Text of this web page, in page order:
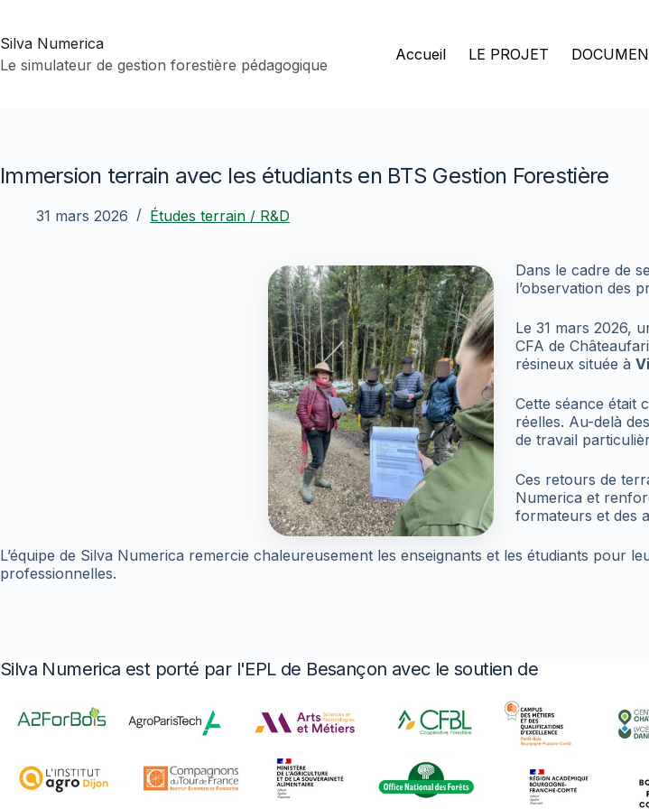
contenu
Silva Numerica
Le simulateur de gestion forestière pédagogique
Accueil LE PROJET
Immersion terrain avec les étudiants en BTS Gestion Forestière
31 mars 2026 Études terrain / R&D
Dans le cadre de
l’observation des
Le 31 mars 2026,
CFA de
résineux située à
Cette séance était
réelles. Au-delà
de travail
Ces retours de
Numerica et
formateurs et des
L’équipe de Silva Numerica remercie chaleureusement les enseignants et les étudiants pour
professionnelles.
Silva Numerica est porté par l'EPL de Besançon avec le soutien de